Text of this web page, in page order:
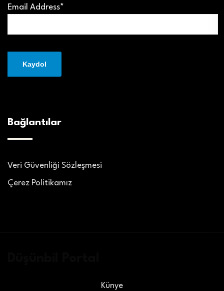
Email Address*
Bağlantılar
Veri Güvenliği Sözleşmesi
Çerez Politikamız
Künye